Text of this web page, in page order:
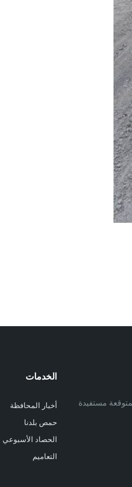
مستفيدة
الخدمات
أخبار المحافظة
حمص بلدنا
الحصاد الأسبوعي
التعاميم